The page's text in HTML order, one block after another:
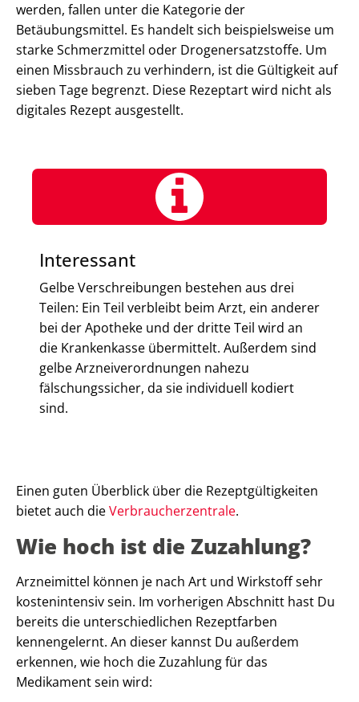
werden, fallen unter die Kategorie der
Betäubungsmittel. Es handelt sich beispielsweise um
starke Schmerzmittel oder Drogenersatzstoffe. Um
einen Missbrauch zu verhindern, ist die Gültigkeit auf
sieben Tage begrenzt. Diese Rezeptart wird nicht als
digitales Rezept ausgestellt.
Interessant
Gelbe Verschreibungen bestehen aus drei
Teilen: Ein Teil verbleibt beim Arzt, ein anderer
bei der Apotheke und der dritte Teil wird an
die Krankenkasse übermittelt. Außerdem sind
gelbe Arzneiverordnungen nahezu
fälschungssicher, da sie individuell kodiert
sind.
Einen guten Überblick über die Rezeptgültigkeiten
bietet auch dieVerbraucherzentrale.
Wie hoch ist die Zuzahlung?
Arzneimittel können je nach Art und Wirkstoff sehr
kostenintensiv sein. Im vorherigen Abschnitt hast Du
bereits die unterschiedlichen Rezeptfarben
kennengelernt. An dieser kannst Du außerdem
erkennen, wie hoch die Zuzahlung für das
Medikament sein wird: